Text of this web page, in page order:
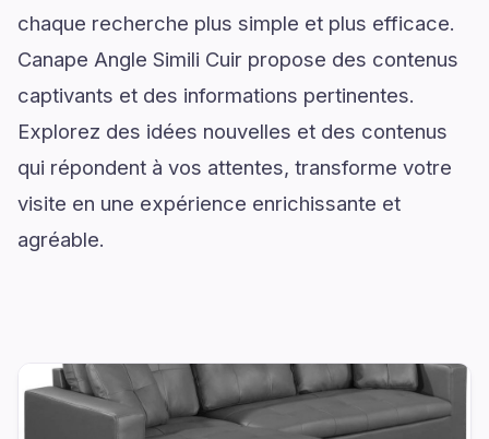
chaque recherche plus simple et plus efficace.
Canape Angle Simili Cuir propose des contenus
captivants et des informations pertinentes.
Explorez des idées nouvelles et des contenus
qui répondent à vos attentes, transforme votre
visite en une expérience enrichissante et
agréable.